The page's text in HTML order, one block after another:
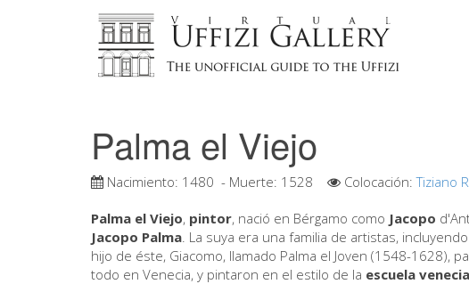
Palma el Viejo
Nacimiento: 1480 - Muerte: 1528 Colocación:Tiziano
Palma el Viejo, pintor, nació en Bérgamo como Jacopo
Jacopo Palma. La suya era una familia de artistas,
hijo de éste, Giacomo, llamado Palma el Joven (1548-1628),
todo en Venecia, y pintaron en el estilo de la escuela